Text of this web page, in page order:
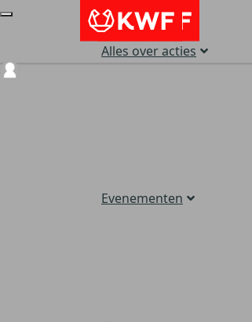
Alles over acties
Evenementen